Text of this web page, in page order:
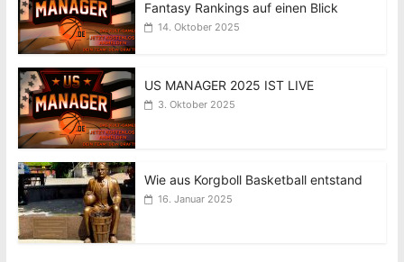
Fantasy Rankings auf einen Blick
14. Oktober 2025
US MANAGER 2025 IST LIVE
3. Oktober 2025
Wie aus Korgboll Basketball entstand
16. Januar 2025